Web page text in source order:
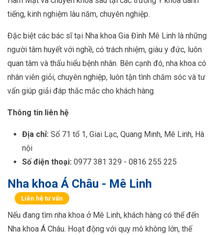
tiếng, kinh nghiệm lâu năm, chuyên nghiệp.
Đặc biệt các bác sĩ tại Nha khoa Gia Đình Mê Linh là những
người tâm huyết với nghề, có trách nhiệm, giàu y đức, luôn
quan tâm và thấu hiểu bệnh nhân. Bên cạnh đó, nha khoa có
nhân viên giỏi, chuyên nghiệp, luôn tận tình chăm sóc và tư
vấn giúp giải đáp thắc mắc cho khách hàng.
Thông tin liên hệ
Địa chỉ: Số 71 tổ 1, Giai Lạc, Quang Minh, Mê Linh, Hà
nội
Số điện thoại: 0977 381 329 - 0816 255 225
Nha khoa Á Châu - Mê Linh
Liên hệ tư vấn
Nếu đang tìm nha khoa ở Mê Linh, khách hàng có thể đến
Nha khoa Á Châu. Hoạt động với quy mô không lớn, thế